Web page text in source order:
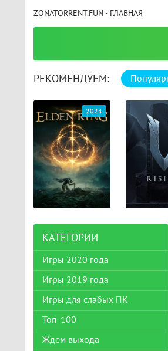
ZONATORRENT.FUN - ГЛАВНАЯ
РЕКОМЕНДУЕМ:
2024
КАТЕГОРИИ
Игры 2020 года
Игры 2019 года
Игры для слабых ПК
Топ-100
Ждем выхода